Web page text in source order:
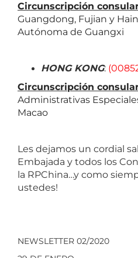
Circunscripción
Guangdong, Fujian y
Autónoma de Guangxi
HONG KONG:
Circunscripción
Administrativas
Macao
Les dejamos un cordial
Embajada y todos los
la RPChina…y como
ustedes!
NEWSLETTER 02/2020